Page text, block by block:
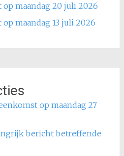
op maandag 20 juli 2026
maandag 13 juli 2026
op maandag 27
bericht betreffende